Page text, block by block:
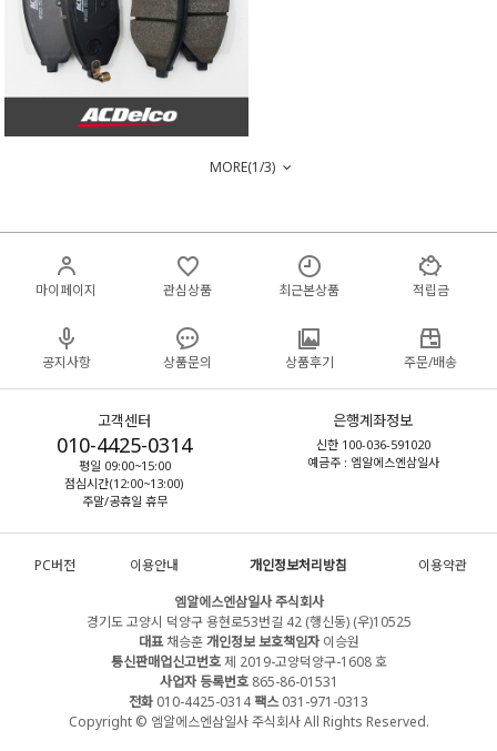
MORE(1/3)
마이페이지 관심상품 최근본상품 적립금
공지사항 상품문의 상품후기 주문/배송
고객센터
010-4425-0314
평일 09:00~15:00
점심시간(12:00~13:00)
주말/공휴일 휴무
은행계좌정보
신한 100-036-591020
예금주 : 엠알에스엔삼일사
PC버전 이용안내 개인정보처리방침
이용약관
엠알에스엔삼일사 주식회사
경기도 고양시 덕양구 용현로53번길 42 (행신동) (우)10525
대표채승훈개인정보 보호책임자이승원
통신판매업신고번호제 2019-고양덕양구-1608 호
사업자 등록번호865-86-01531
전화 010-4425-0314 팩스031-971-0313
Copyright © 엠알에스엔삼일사 주식회사 All Rights Reserved.